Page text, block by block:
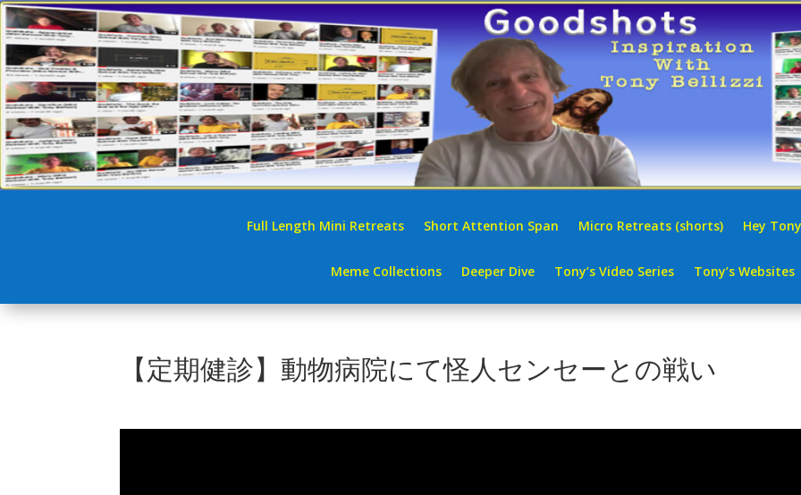
Full Length Mini Retreats Short Attention Span Micro Retreats (shorts) Hey
Meme Collections Deeper Dive Tony’s Video Series Tony’s Websites
【定期健診】動物病院にて怪人センセーとの戦い